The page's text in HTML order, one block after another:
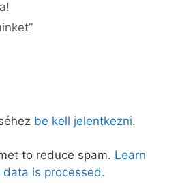
be kell jelentkezni.
to reduce spam. Learn
is processed.